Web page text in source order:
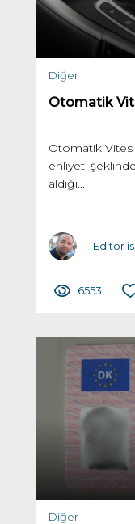
Diğer
Otomatik
Otomatik
ehliyeti
aldığı...
Editör
6553
Diğer